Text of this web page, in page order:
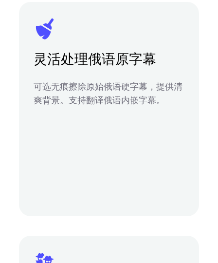
灵活处理俄语原字幕
可选无痕擦除原始俄语硬字幕，提供清
爽背景。支持翻译俄语内嵌字幕。